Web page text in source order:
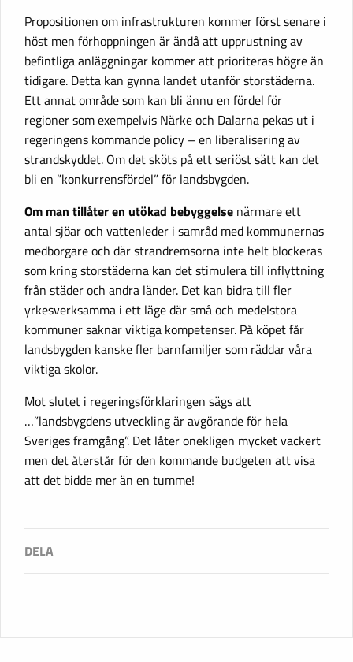
Propositionen om infrastrukturen kommer först senare i
höst men förhoppningen är ändå att upprustning av
befintliga anläggningar kommer att prioriteras högre än
tidigare. Detta kan gynna landet utanför storstäderna.
Ett annat område som kan bli ännu en fördel för
regioner som exempelvis Närke och Dalarna pekas ut i
regeringens kommande policy – en liberalisering av
strandskyddet. Om det sköts på ett seriöst sätt kan det
bli en ”konkurrensfördel” för landsbygden.
Om man tillåter en utökad bebyggelse närmare ett
antal sjöar och vattenleder i samråd med kommunernas
medborgare och där strandremsorna inte helt blockeras
som kring storstäderna kan det stimulera till inflyttning
från städer och andra länder. Det kan bidra till fler
yrkesverksamma i ett läge där små och medelstora
kommuner saknar viktiga kompetenser. På köpet får
landsbygden kanske fler barnfamiljer som räddar våra
viktiga skolor.
Mot slutet i regeringsförklaringen sägs att
…”landsbygdens utveckling är avgörande för hela
Sveriges framgång”. Det låter onekligen mycket vackert
men det återstår för den kommande budgeten att visa
att det bidde mer än en tumme!